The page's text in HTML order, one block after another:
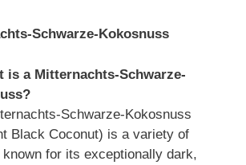
Schwarze-Kokosnuss
is a Mitternachts-Schwarze-
Schwarze-Kokosnuss
Black Coconut) is a variety of
for its exceptionally dark,